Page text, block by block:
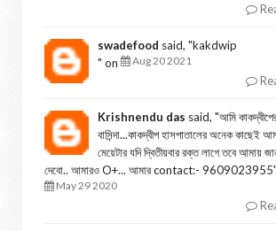
swadefood said, "kakdwip
" on
Aug 20 2021
Krishnendu das said, "আমি
বাসিন্দা...কাকদ্বীপ হাসপাতালের অনেক কাছেই
মেয়েটার যদি দ্বিতীয়বার রক্ত লাগে তবে আমায়
দেবো.. আমারও O+... আমার contact:- 9609023955
May 29 2020